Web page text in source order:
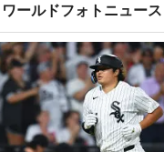
ワールドフォトニュース